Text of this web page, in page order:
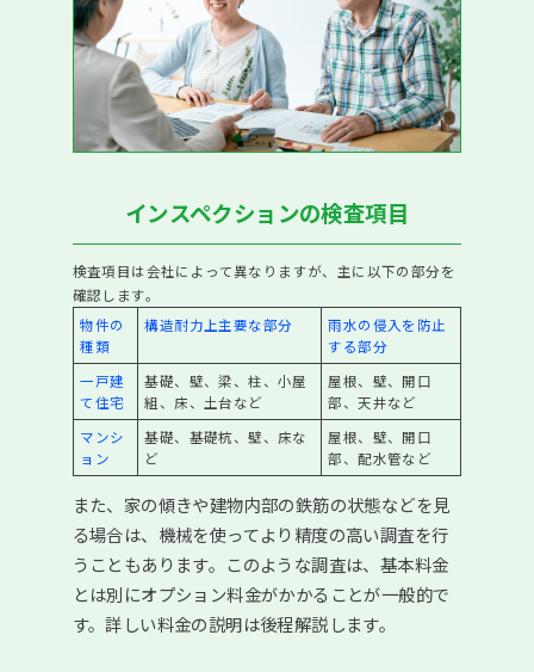
04.安心のサポート
05.住宅ローンに強い
06.リフォームに強い
一戸建て マンション 土地
お客様の声
良くある質問
スタッフ紹介
初めの一歩個別相談会情報
不動産相続個別相談会情報
節税対策個別相談会情報
「リノベーション改装」×「中古マンション」個別相談会
インスペクションの検査項目
検査項目は会社によって異なりますが、主に以下の部分を
確認します。
物件の
種類
構造耐力上主要な部分
雨水の侵入を防止
する部分
一戸建
て住宅
基礎、壁、梁、柱、小屋
組、床、土台など
屋根、壁、開口
部、天井など
マンシ
ョン
基礎、基礎杭、壁、床な
ど
屋根、壁、開口
部、配水管など
また、家の傾きや建物内部の鉄筋の状態などを見
る場合は、機械を使ってより精度の高い調査を行
うこともあります。このような調査は、基本料金
とは別にオプション料金がかかることが一般的で
す。詳しい料金の説明は後程解説します。